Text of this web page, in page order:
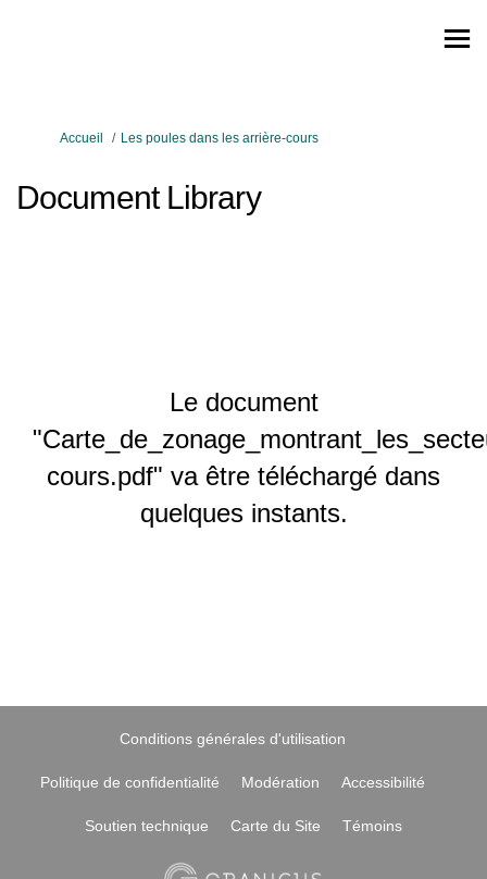
Vous êtes ici:
Accueil Les poules dans les arrière-cours
Document Library
Le document
cours.pdf" va être téléchargé dans
quelques instants.
Conditions générales d'utilisation
Politique de confidentialité Modération Accessibilité
Soutien technique Carte du Site Témoins